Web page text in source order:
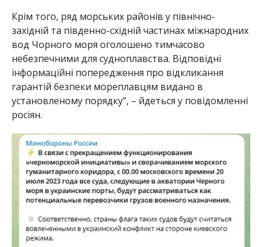
Крім того, ряд морських районів у північно-
західній та південно-східній частинах міжнародних
вод Чорного моря оголошено тимчасово
небезпечними для судноплавства. Відповідні
інформаційні попередження про відкликання
гарантій безпеки мореплавцям видано в
установленому порядку”, – йдеться у повідомленні
росіян.